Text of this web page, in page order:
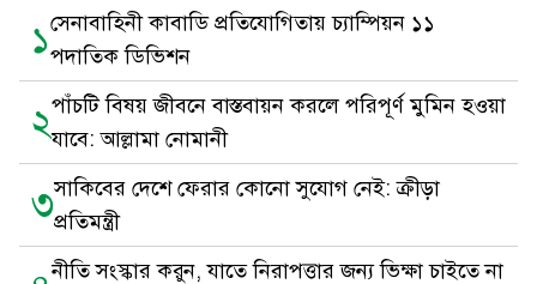
১সেনাবাহিনী কাবাডি প্রতিযোগিতায় চ্যাম্পিয়ন ১১
পদাতিক ডিভিশন
২পাঁচটি বিষয় জীবনে বাস্তবায়ন করলে পরিপূর্ণ মুমিন হওয়া
যাবে: আল্লামা নোমানী
৩সাকিবের দেশে ফেরার কোনো সুযোগ নেই: ক্রীড়া
প্রতিমন্ত্রী
নীতি সংস্কার করুন, যাতে নিরাপত্তার জন্য ভিক্ষা চাইতে না